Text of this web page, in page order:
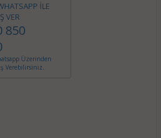
İLE
VER
850
Üzerinden
Verebilirsiniz.